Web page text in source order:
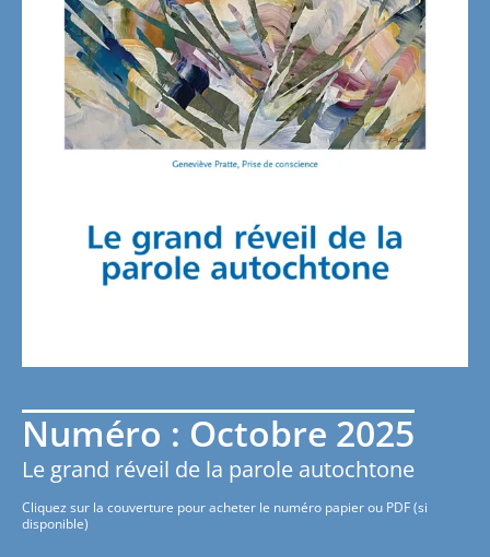
Numéro : Octobre 2025
Le grand réveil de la parole autochtone
Cliquez sur la couverture pour acheter le numéro papier ou PDF (si
disponible)